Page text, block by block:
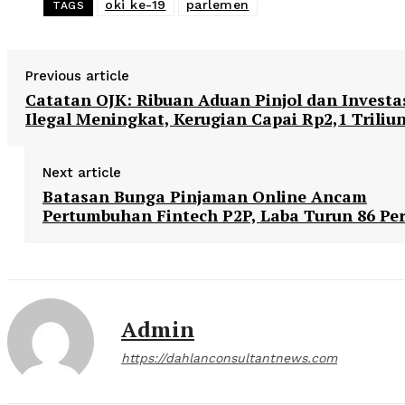
TAGS oki ke-19 parlemen
Previous article
Catatan OJK: Ribuan Aduan Pinjol dan
Ilegal Meningkat, Kerugian Capai Rp2,1
Next article
Batasan Bunga Pinjaman Online Ancam
Pertumbuhan Fintech P2P, Laba Turun 86
Admin
https://dahlanconsultantnews.com